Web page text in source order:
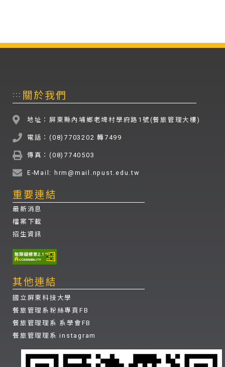
::: 關於我們
地址：屏東縣內埔鄉老埤村學府路1號(餐旅管理大樓)
電話：(08)7703202 轉7499
傳真：(08)7740503
E-Mail: hrm@mail.npust.edu.tw
重要連結
最新消息
檔案下載
招生資訊
其他連結
國立屏東科技大學
餐旅管理系粉絲專頁FB
餐旅管理理系 系學會FB
餐旅管理理系 instagram